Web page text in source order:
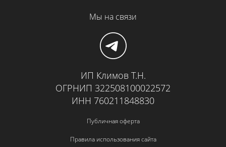
Мы на связи
ИП Климов Т.Н.
ОГРНИП 322508100022572
ИНН 760211848830
Публичная оферта
Правила использования сайта